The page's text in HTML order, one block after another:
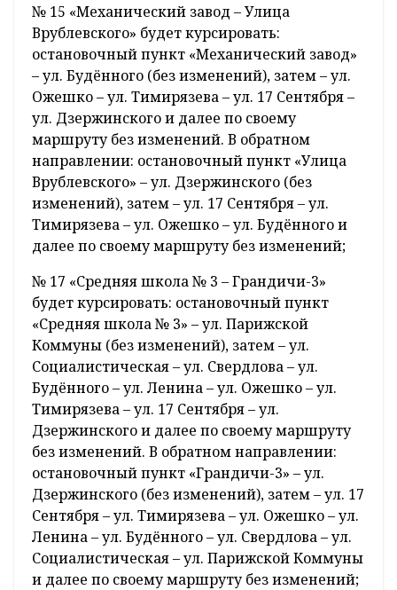
№ 15 «Механический завод – Улица
Врублевского» будет курсировать:
остановочный пункт «Механический завод»
– ул. Будённого (без изменений), затем – ул.
Ожешко – ул. Тимирязева – ул. 17 Сентября –
ул. Дзержинского и далее по своему
маршруту без изменений. В обратном
направлении: остановочный пункт «Улица
Врублевского» – ул. Дзержинского (без
изменений), затем – ул. 17 Сентября – ул.
Тимирязева – ул. Ожешко – ул. Будённого и
далее по своему маршруту без изменений;
№ 17 «Средняя школа № 3 – Грандичи-3»
будет курсировать: остановочный пункт
«Средняя школа № 3» – ул. Парижской
Коммуны (без изменений), затем – ул.
Социалистическая – ул. Свердлова – ул.
Будённого – ул. Ленина – ул. Ожешко – ул.
Тимирязева – ул. 17 Сентября – ул.
Дзержинского и далее по своему маршруту
без изменений. В обратном направлении:
остановочный пункт «Грандичи-3» – ул.
Дзержинского (без изменений), затем – ул. 17
Сентября – ул. Тимирязева – ул. Ожешко – ул.
Ленина – ул. Будённого – ул. Свердлова – ул.
Социалистическая – ул. Парижской Коммуны
и далее по своему маршруту без изменений;